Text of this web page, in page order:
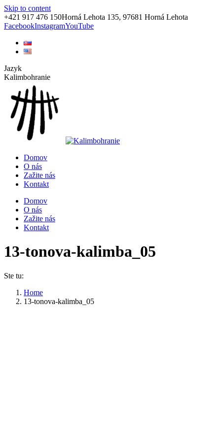
Skip to content
+421 917 476 150Horná Lehota 135, 97681 Horná Lehota
FacebookInstagramYouTube
Jazyk
Kalimbohranie
Domov
O nás
Zažite nás
Kontakt
Domov
O nás
Zažite nás
Kontakt
13-tonova-kalimba_05
Ste tu:
Home
13-tonova-kalimba_05